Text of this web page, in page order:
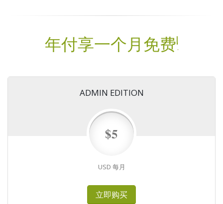
年付享一个月免费!
ADMIN EDITION
$5
USD 每月
立即购买